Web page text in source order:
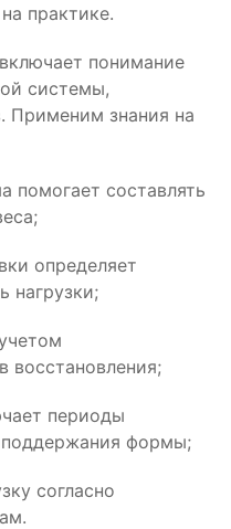
практике.
понимание
системы,
Применим знания на
помогает составлять
определяет
нагрузки;
восстановления;
периоды
поддержания формы;
согласно